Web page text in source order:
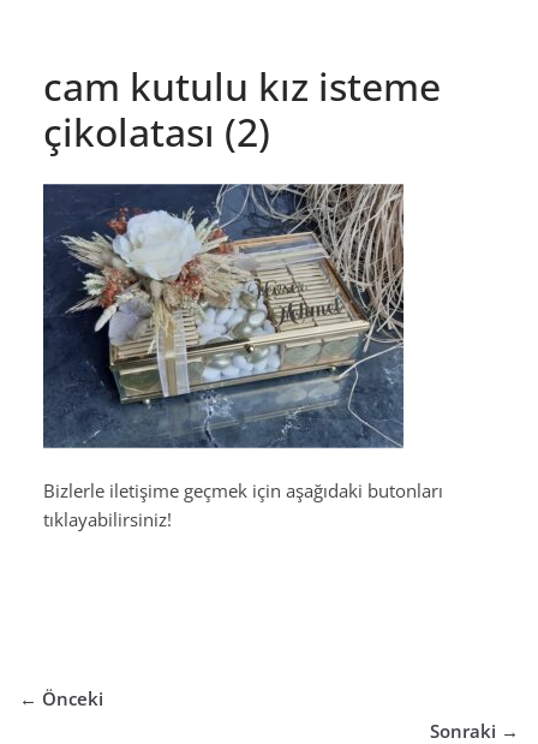
cam kutulu kız isteme
çikolatası (2)
Bizlerle iletişime geçmek için aşağıdaki butonları
tıklayabilirsiniz!
← Önceki
Sonraki →